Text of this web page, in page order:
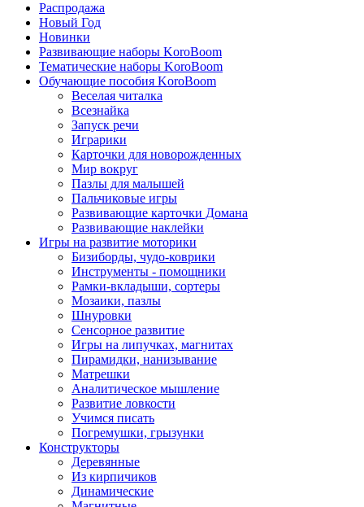
Распродажа
Новый Год
Новинки
Развивающие наборы KoroBoom
Тематические наборы KoroBoom
Обучающие пособия KoroBoom
Веселая читалка
Всезнайка
Запуск речи
Играрики
Карточки для новорожденных
Мир вокруг
Пазлы для малышей
Пальчиковые игры
Развивающие карточки Домана
Развивающие наклейки
Игры на развитие моторики
Бизиборды, чудо-коврики
Инструменты - помощники
Рамки-вкладыши, сортеры
Мозаики, пазлы
Шнуровки
Сенсорное развитие
Игры на липучках, магнитах
Пирамидки, нанизывание
Матрешки
Аналитическое мышление
Развитие ловкости
Учимся писать
Погремушки, грызунки
Конструкторы
Деревянные
Из кирпичиков
Динамические